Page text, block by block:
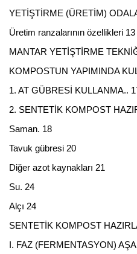
YETİŞTİRME (ÜRETİM)
Üretim ranzalarının özellikleri 13
MANTAR YETİŞTİRME
KOMPOSTUN YAPIMINDA
1. AT GÜBRESİ KULLANMA..
2. SENTETİK KOMPOST
Saman. 18
Tavuk gübresi 20
Diğer azot kaynakları 21
Su. 24
Alçı 24
SENTETİK KOMPOST
I. FAZ (FERMENTASYON)